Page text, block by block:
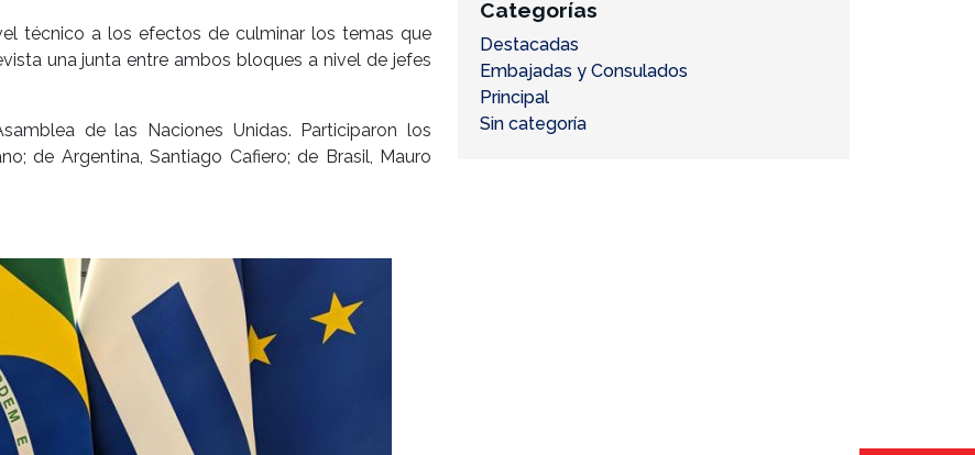
técnico a los efectos de culminar los temas que
una junta entre ambos bloques a nivel de jefes
de las Naciones Unidas. Participaron los
de Argentina, Santiago Cafiero; de Brasil, Mauro
Categorías
Destacadas
Embajadas y Consulados
Principal
Sin categoría